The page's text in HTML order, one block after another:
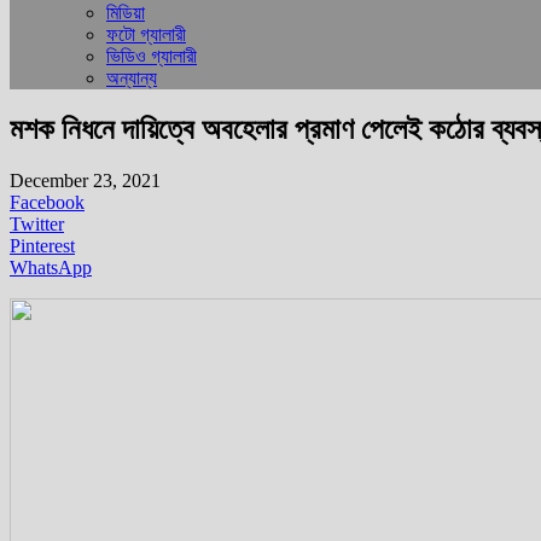
মিডিয়া
ফটো গ্যালারী
ভিডিও গ্যালারী
অন্যান্য
মশক নিধনে দায়িত্বে অবহেলার প্রমাণ পেলেই কঠোর
December 23, 2021
Facebook
Twitter
Pinterest
WhatsApp